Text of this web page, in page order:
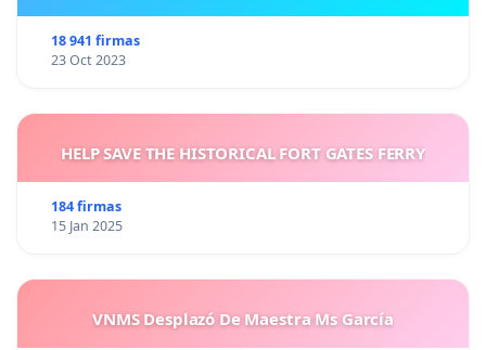
18 941 firmas
23 Oct 2023
HELP SAVE THE HISTORICAL FORT GATES FERRY
184 firmas
15 Jan 2025
VNMS Desplazó De Maestra Ms García